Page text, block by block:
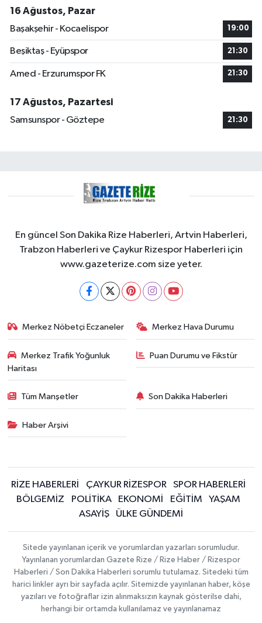
16 Ağustos, Pazar
Başakşehir - Kocaelispor
19:00
Beşiktaş - Eyüpspor 21:30
Amed - Erzurumspor FK 21:30
17 Ağustos, Pazartesi
Samsunspor - Göztepe
21:30
En güncel Son Dakika Rize Haberleri, Artvin Haberleri,
Trabzon Haberleri ve Çaykur Rizespor Haberleri için
www.gazeterize.com size yeter.
Merkez Nöbetçi Eczaneler Merkez Hava Durumu
Merkez Trafik Yoğunluk
Haritası
Puan Durumu ve Fikstür
Tüm Manşetler Son Dakika Haberleri
Haber Arşivi
RİZE HABERLERİ ÇAYKUR RİZESPOR
SPOR HABERLERİ
BÖLGEMİZ
POLİTİKA EKONOMİ EĞİTİM
YAŞAM
ASAYİŞ
ÜLKE GÜNDEMİ
Sitede yayınlanan içerik ve yorumlardan yazarları sorumludur.
Yayınlanan yorumlardan Gazete Rize / Rize Haber / Rizespor
Haberleri / Son Dakika Haberleri sorumlu tutulamaz. Sitedeki tüm
harici linkler ayrı bir sayfada açılır. Sitemizde yayınlanan haber, köşe
yazıları ve fotoğraflar izin alınmaksızın kaynak gösterilse dahi,
herhangi bir ortamda kullanılamaz ve yayınlanamaz